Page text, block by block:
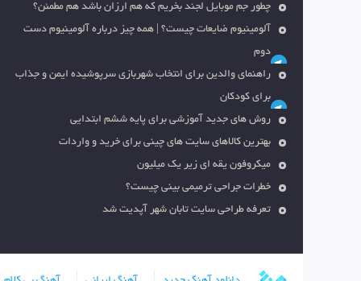
چطور جم موبایل لجند بخریم که هم ارزان باشد هم مطمئن؟
آلومینیوم ضایعات چیست؟ | همه چیز درباره آلومینیوم دست
دوم
راهنمای والدین برای انتخاب شهربازی سرپوشیده ایمن و جذاب
برای کودکان
روش های جدید آموزشی برای پایه ششم ابتدایی
بهترین کالاهای سایت های چینی برای خرید و واردات
میکروفون یقه ای زیر یک میلیون
خطرات جراحی ترمیمی بینی چیست؟
تعرفه طراحی سایت تابان شهر آپدیت شد